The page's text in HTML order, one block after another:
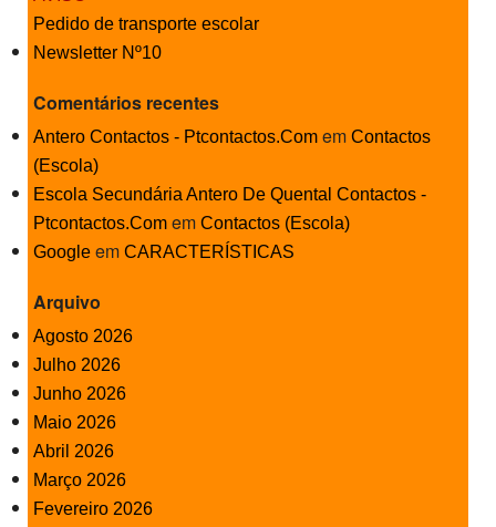
Pedido de transporte escolar
Newsletter Nº10
Comentários recentes
Antero Contactos - Ptcontactos.Com em Contactos
(Escola)
Escola Secundária Antero De Quental Contactos -
Ptcontactos.Com em Contactos (Escola)
Google em CARACTERÍSTICAS
Arquivo
Agosto 2026
Julho 2026
Junho 2026
Maio 2026
Abril 2026
Março 2026
Fevereiro 2026